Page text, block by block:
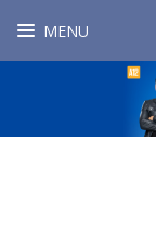
MENU